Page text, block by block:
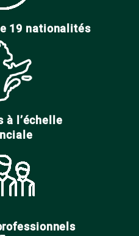
19 nationalités
à l’échelle